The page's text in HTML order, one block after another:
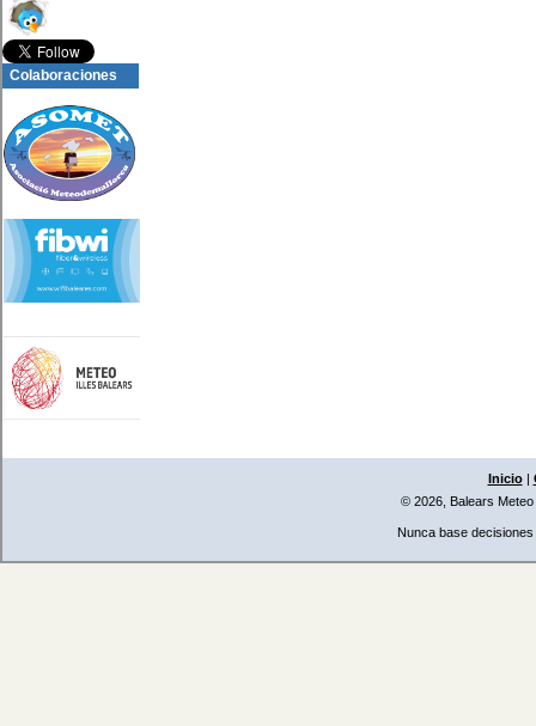
Colaboraciones
Inicio|
© 2026, Balears Meteo
Nunca base